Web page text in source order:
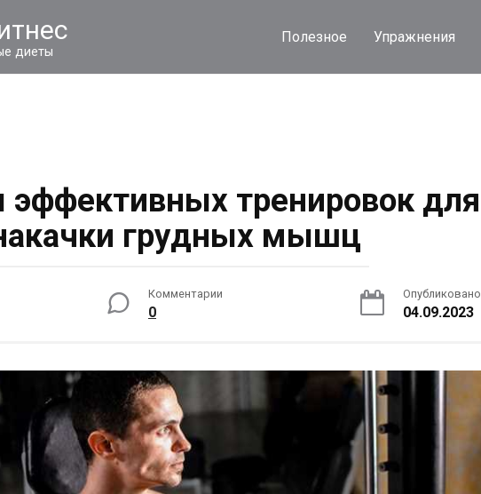
диеты
Полезное Упражнения
эффективных тренировок для
грудных мышц
Комментарии
0
Опубликовано
04.09.2023